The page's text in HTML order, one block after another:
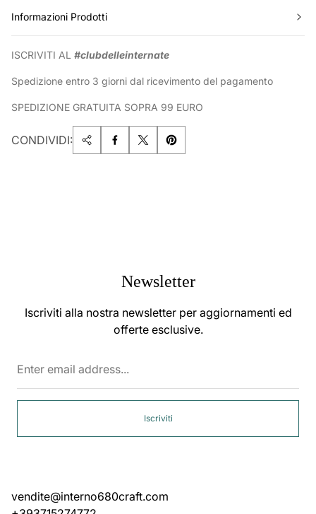
Informazioni Prodotti
ISCRIVITI AL #clubdelleinternate
Spedizione entro 3 giorni dal ricevimento del pagamento
SPEDIZIONE GRATUITA SOPRA 99 EURO
CONDIVIDI:
Newsletter
Iscriviti alla nostra newsletter per aggiornamenti ed
offerte esclusive.
Iscriviti
vendite@interno680craft.com